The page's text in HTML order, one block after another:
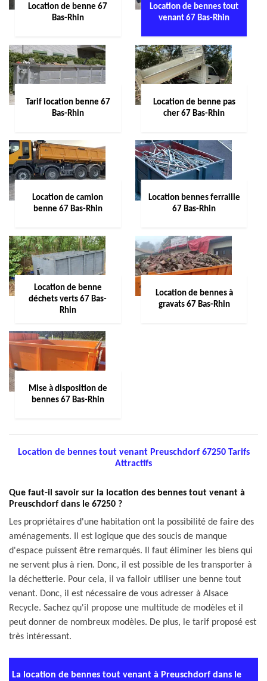
Location de benne 67
Bas-Rhin
Location de bennes tout
venant 67 Bas-Rhin
Tarif location benne 67
Bas-Rhin
Location de benne pas
cher 67 Bas-Rhin
Location de camion
benne 67 Bas-Rhin
Location bennes ferraille
67 Bas-Rhin
Location de benne
déchets verts 67 Bas-
Rhin
Location de bennes à
gravats 67 Bas-Rhin
Mise à disposition de
bennes 67 Bas-Rhin
Location de bennes tout venant Preuschdorf 67250 Tarifs
Attractifs
Que faut-il savoir sur la location des bennes tout venant à
Preuschdorf dans le 67250 ?
Les propriétaires d'une habitation ont la possibilité de faire des
aménagements. Il est logique que des soucis de manque
d'espace puissent être remarqués. Il faut éliminer les biens qui
ne servent plus à rien. Donc, il est possible de les transporter à
la déchetterie. Pour cela, il va falloir utiliser une benne tout
venant. Donc, il est nécessaire de vous adresser à Alsace
Recycle. Sachez qu'il propose une multitude de modèles et il
peut donner de nombreux modèles. De plus, le tarif proposé est
très intéressant.
La location de bennes tout venant à Preuschdorf dans le